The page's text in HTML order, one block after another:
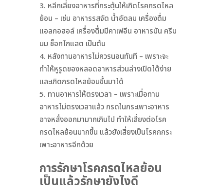
หลีกเลี่ยงอาหารที่กระตุ้นให้เกิดโรคกรดไหล
ย้อน – เช่น อาหารรสจัด น้ำอัดลม เครื่องดื่ม
แอลกอฮอล์ เครื่องดื่มมีคาเฟอีน อาหารมัน ครีม
นม ช็อกโกแลต เป็นต้น
หลังทานอาหารไม่ควรนอนทันที – เพราะจะ
ทำให้หูรูดของหลอดอาหารส่วนล่างเปิดได้ง่าย
และเกิดกรดไหลย้อนขึ้นมาได้
ทานอาหารให้ตรงเวลา – เพราะเมื่อทาน
อาหารไม่ตรงเวลาแล้ว กรดในกระเพาะอาหาร
อาจหลั่งออกมามากเกินไป ทำให้เสี่ยงต่อโรค
กรดไหลย้อนมากขึ้น แล้วยังเสี่ยงเป็นโรคกกระ
เพาะอาหารอีกด้วย
การรักษาโรคกรดไหลย้อน
เป็นแล้วรักษายังไงดี